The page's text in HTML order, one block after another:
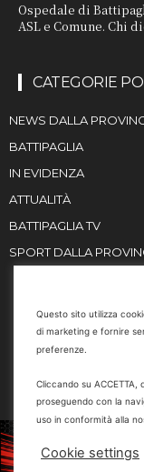
Ospedale di
ASL e Comune. Chi
CATEGORIE
NEWS DALLA
BATTIPAGLIA
IN EVIDENZA
ATTUALITÀ
BATTIPAGLIA TV
SPORT DALLA
Email
Questo sito utilizza
di marketing e fornire
preferenze.
Cliccando su
proseguendo con la
uso in conformità alla
Cookie settings